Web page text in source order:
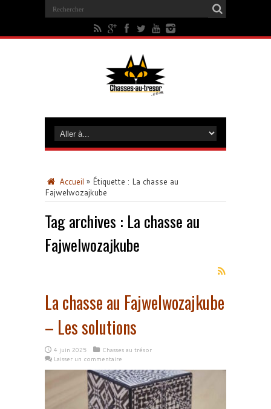
Accueil » Étiquette : La chasse au
Fajwelwozajkube
Tag archives : La chasse au
Fajwelwozajkube
La chasse au Fajwelwozajkube
– Les solutions
4 juin 2025
Chasses au trésor
Laisser un commentaire